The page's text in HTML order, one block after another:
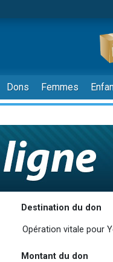
Dons Femmes
Destination du don
Montant du don